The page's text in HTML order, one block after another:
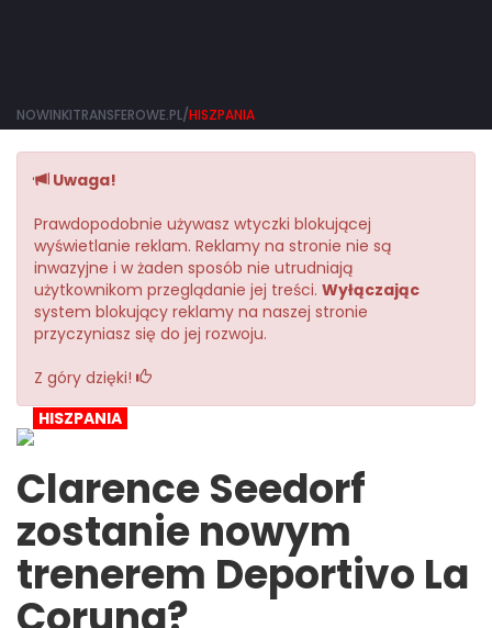
NOWINKITRANSFEROWE.PL/HISZPANIA
Uwaga!
Prawdopodobnie używasz wtyczki blokującej
wyświetlanie reklam. Reklamy na stronie nie są
inwazyjne i w żaden sposób nie utrudniają
użytkownikom przeglądanie jej treści. Wyłączając
system blokujący reklamy na naszej stronie
przyczyniasz się do jej rozwoju.
Z góry dzięki!
HISZPANIA
Clarence Seedorf
zostanie nowym
trenerem Deportivo La